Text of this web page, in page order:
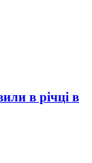
в річці в